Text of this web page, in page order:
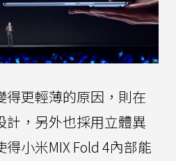
得更輕薄的原因，則在
計，另外也採用立體異
小米MIX Fold 4內部能